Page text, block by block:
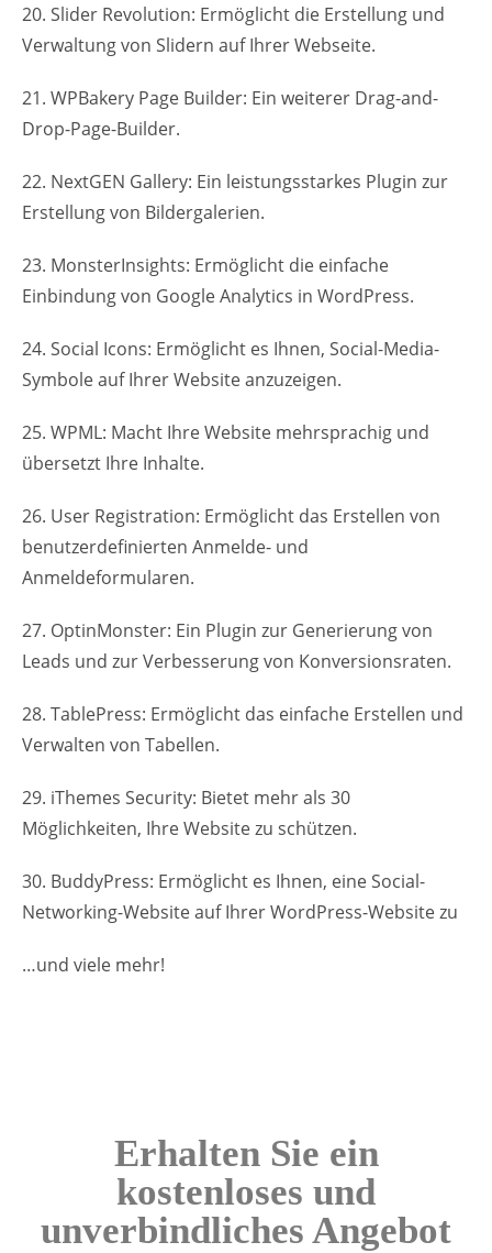
20. Slider Revolution: Ermöglicht die Erstellung und
Verwaltung von Slidern auf Ihrer Webseite.
21. WPBakery Page Builder: Ein weiterer Drag-and-
Drop-Page-Builder.
22. NextGEN Gallery: Ein leistungsstarkes Plugin zur
Erstellung von Bildergalerien.
23. MonsterInsights: Ermöglicht die einfache
Einbindung von Google Analytics in WordPress.
24. Social Icons: Ermöglicht es Ihnen, Social-Media-
Symbole auf Ihrer Website anzuzeigen.
25. WPML: Macht Ihre Website mehrsprachig und
übersetzt Ihre Inhalte.
26. User Registration: Ermöglicht das Erstellen von
benutzerdefinierten Anmelde- und
Anmeldeformularen.
27. OptinMonster: Ein Plugin zur Generierung von
Leads und zur Verbesserung von Konversionsraten.
28. TablePress: Ermöglicht das einfache Erstellen und
Verwalten von Tabellen.
29. iThemes Security: Bietet mehr als 30
Möglichkeiten, Ihre Website zu schützen.
30. BuddyPress: Ermöglicht es Ihnen, eine Social-
Networking-Website auf Ihrer WordPress-Website zu
…und viele mehr!
Erhalten Sie ein
kostenloses und
unverbindliches Angebot